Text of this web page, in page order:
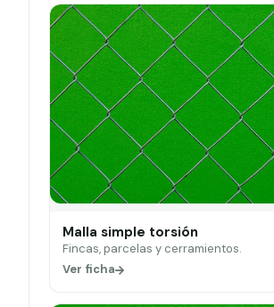
Malla simple torsión
Fincas, parcelas y cerramientos.
Ver ficha